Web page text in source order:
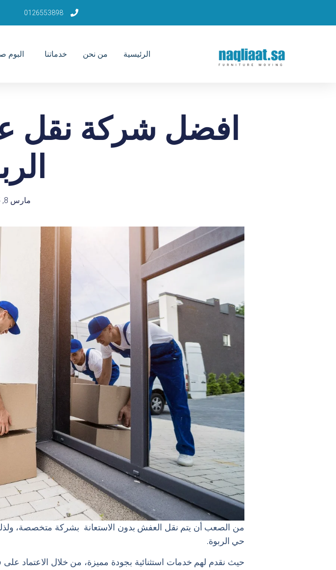
0126553898
الرئيسية من نحن خدماتنا البوم
افضل شركة نقل
مارس 8, 2025
من الصعب أن يتم نقل العفش بدون الاستعانة بشركة متخصصة،
حي الربوة.
حيث نقدم لهم خدمات استثنائية بجودة مميزة، من خلال الاعتماد